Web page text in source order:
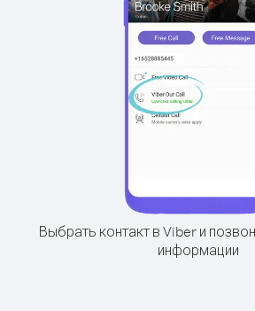
Выбрать контакт в Viber и
информации